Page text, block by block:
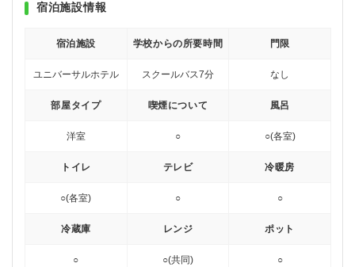
宿泊施設情報
宿泊施設
ユニバーサルホテル
学校からの所要時間
スクールバス7分
門限
なし
部屋タイプ
洋室
喫煙について
○
風呂
○(各室)
トイレ
○(各室)
テレビ
○
冷暖房
○
冷蔵庫
○
レンジ
○(共同)
ポット
○